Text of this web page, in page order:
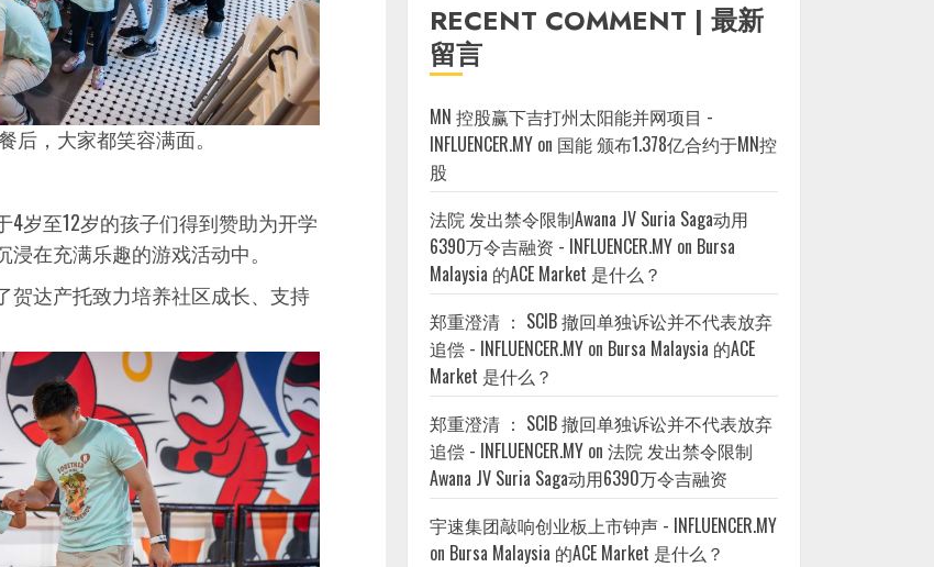
后，大家都笑容满面。
岁至12岁的孩子们得到赞助为开学
在充满乐趣的游戏活动中。
贺达产托致力培养社区成长、支持
RECENT COMMENT | 最新
留言
MN 控股赢下吉打州太阳能并网项目 -
INFLUENCER.MY on 国能 颁布1.378亿合约于MN控
股
法院 发出禁令限制Awana JV Suria Saga动用
6390万令吉融资 - INFLUENCER.MY on Bursa
Malaysia 的ACE Market 是什么？
郑重澄清 ： SCIB 撤回单独诉讼并不代表放弃
追偿 - INFLUENCER.MY on Bursa Malaysia 的ACE
Market 是什么？
郑重澄清 ： SCIB 撤回单独诉讼并不代表放弃
追偿 - INFLUENCER.MY on法院 发出禁令限制
Awana JV Suria Saga动用6390万令吉融资
宇速集团敲响创业板上市钟声 - INFLUENCER.MY
on Bursa Malaysia 的ACE Market 是什么？